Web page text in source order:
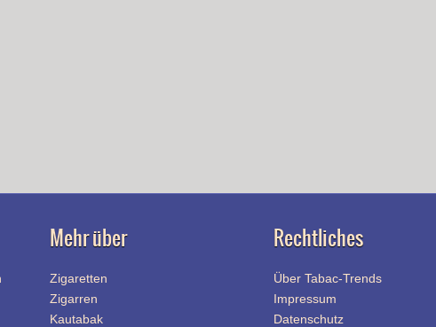
Mehr über
Zigaretten
Zigarren
Kautabak
Rechtliches
Über Tabac-Trends
Impressum
Datenschutz